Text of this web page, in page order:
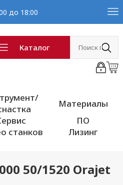
до 18:00
Каталог
Материалы
ПО
станков Лизинг
50/1520 Orajet